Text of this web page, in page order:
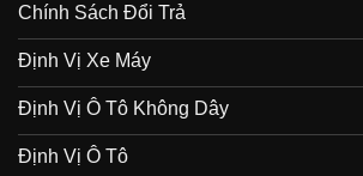
Chính Sách Đổi Trả
Định Vị Xe Máy
Định Vị Ô Tô Không Dây
Định Vị Ô Tô